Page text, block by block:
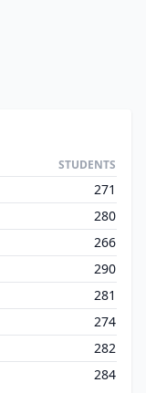
STUDENTS
271
280
266
290
281
274
282
284